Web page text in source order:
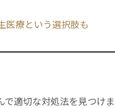
医療という選択肢も
適切な対処法を見つけま